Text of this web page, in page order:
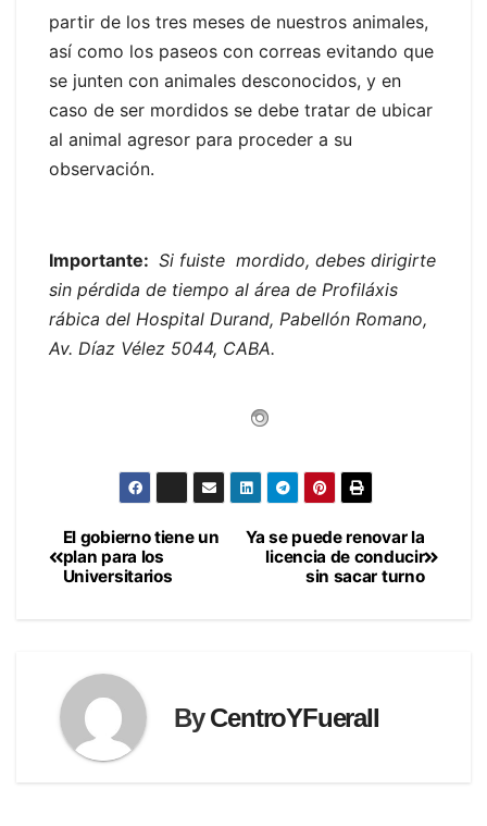
partir de los tres meses de nuestros animales,
así como los paseos con correas evitando que
se junten con animales desconocidos, y en
caso de ser mordidos se debe tratar de ubicar
al animal agresor para proceder a su
observación.
Importante: Si fuiste mordido, debes dirigirte
sin pérdida de tiempo al área de Profiláxis
rábica del Hospital Durand, Pabellón Romano,
Av. Díaz Vélez 5044, CABA.
Navegación
de
Ya se puede renovar la
licencia de conducir
sin sacar turno
El gobierno tiene un
plan para los
Universitarios
ByCentroYFueraII